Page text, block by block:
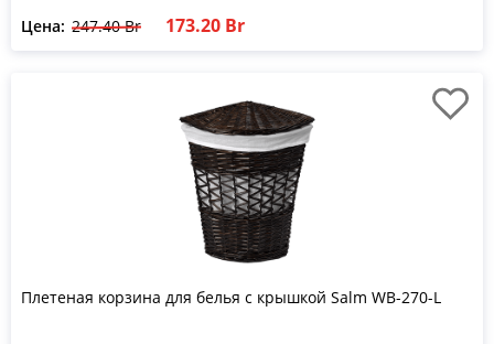
Цена: 247.40 Br 173.20 Br
Плетеная корзина для белья с крышкой Salm WB-270-L